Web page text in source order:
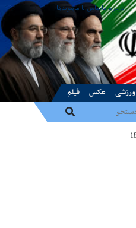
درباره ماتماس با ماپیوندها
ورزشی عکس فیلم